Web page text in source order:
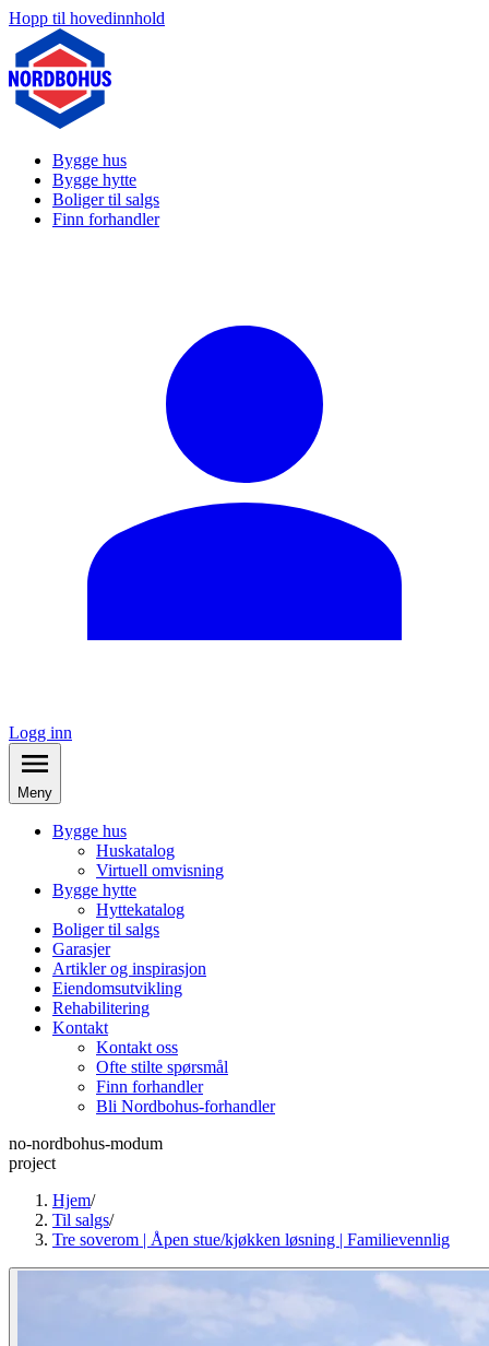
Hopp til hovedinnhold
Bygge hus
Bygge hytte
Boliger til salgs
Finn forhandler
Logg inn
Meny
Bygge hus
Huskatalog
Virtuell omvisning
Bygge hytte
Hyttekatalog
Boliger til salgs
Garasjer
Artikler og inspirasjon
Eiendomsutvikling
Rehabilitering
Kontakt
Kontakt oss
Ofte stilte spørsmål
Finn forhandler
Bli Nordbohus-forhandler
no-nordbohus-modum
project
Hjem/
Til salgs/
Tre soverom | Åpen stue/kjøkken løsning | Familievennlig